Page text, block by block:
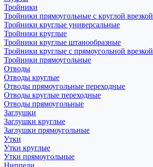
Тройники
Тройники прямоугольные с круглой врезкой
Тройники круглые универсальные
Тройники круглые
Тройники круглые штанообразные
Тройники круглые с прямоугольной врезкой
Тройники прямоугольные
Отводы
Отводы круглые
Отводы прямоугольные переходные
Отводы круглые переходные
Отводы прямоугольные
Заглушки
Заглушки круглые
Заглушки прямоугольные
Утки
Утки круглые
Утки прямоугольные
Ниппели